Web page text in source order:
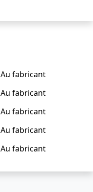
Au fabricant
Au fabricant
Au fabricant
Au fabricant
Au fabricant